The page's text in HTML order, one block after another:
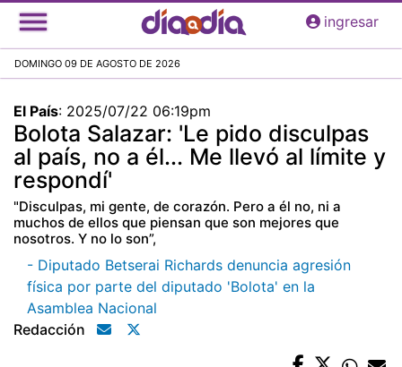
Pasar
al
principal
ingresar
DOMINGO 09 DE AGOSTO DE 2026
El País: 2025/07/22 06:19pm
Bolota Salazar: 'Le pido disculpas
al país, no a él... Me llevó al límite y
respondí'
"Disculpas, mi gente, de corazón. Pero a él no, ni a
muchos de ellos que piensan que son mejores que
nosotros. Y no lo son”,
- Diputado Betserai Richards denuncia agresión
física por parte del diputado 'Bolota' en la
Asamblea Nacional
Redacción